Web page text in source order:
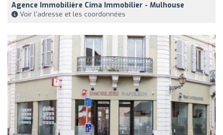
Agence Immobilière Cima Immobilier - Mulhouse
Voir l'adresse et les coordonnées